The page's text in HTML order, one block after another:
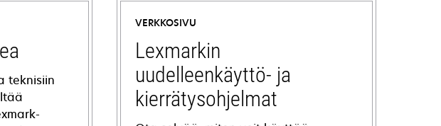
teknisiin
VERKKOSIVU
Lexmarkin
uudelleenkäyttö- ja
kierrätysohjelmat